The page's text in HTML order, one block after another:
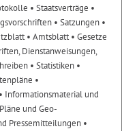
• Staatsverträge •
• Satzungen •
• Amtsblatt• Gesetze
Dienstanweisungen,
• Statistiken •
•
• Informationsmaterial und
und Geo-
Pressemitteilungen •